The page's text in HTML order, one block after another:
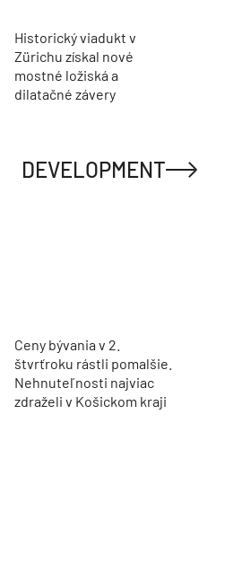
Historický viadukt v
Zürichu získal nové
mostné ložiská a
dilatačné závery
DEVELOPMENT
Ceny bývania v 2.
štvrťroku rástli pomalšie.
Nehnuteľnosti najviac
zdraželi v Košickom kraji